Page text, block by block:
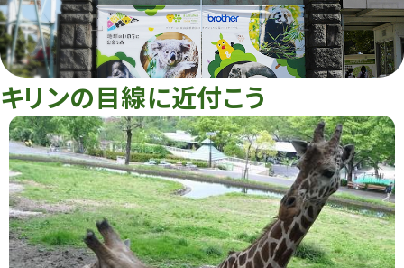
動物園 植物園
再生プラン
東山動植物園
への支援
環境教育
サイトマップ
Follow
キリンの目線に近付こう